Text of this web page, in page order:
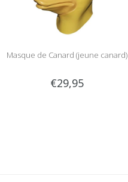
Masque de Canard (jeune canard)
€29,95